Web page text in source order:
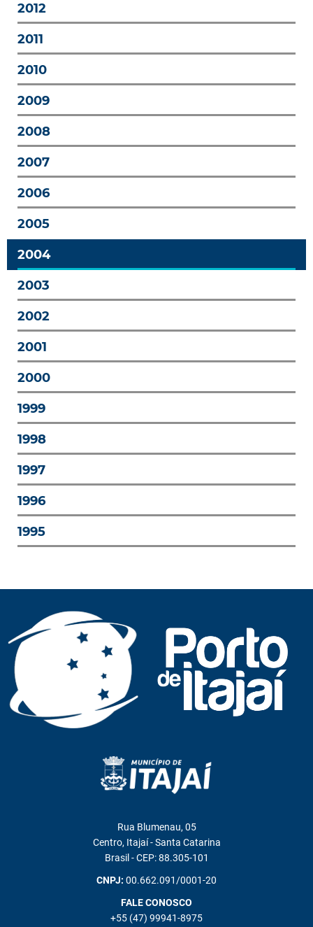
2012
2011
2010
2009
2008
2007
2006
2005
2004
2003
2002
2001
2000
1999
1998
1997
1996
1995
Rua Blumenau, 05
Centro, Itajaí - Santa Catarina
Brasil - CEP: 88.305-101
CNPJ: 00.662.091/0001-20
FALE CONOSCO
+55 (47) 99941-8975